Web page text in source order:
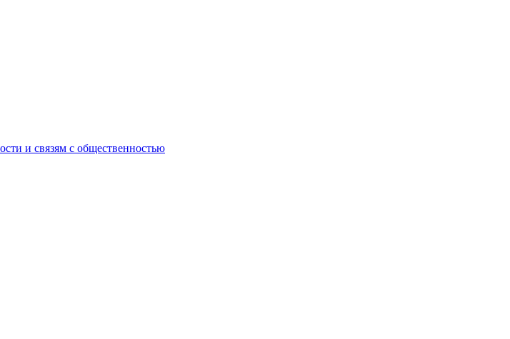
и связям с общественностью